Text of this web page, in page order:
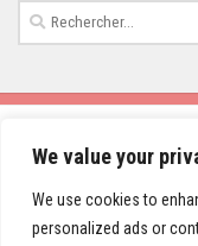
We value your
We use cookies to
personalized ads or
Rechercher :